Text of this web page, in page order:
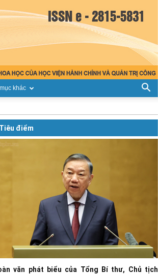
khác
Tiêu điểm
văn phát biểu của Tổng Bí thư, Chủ tịch